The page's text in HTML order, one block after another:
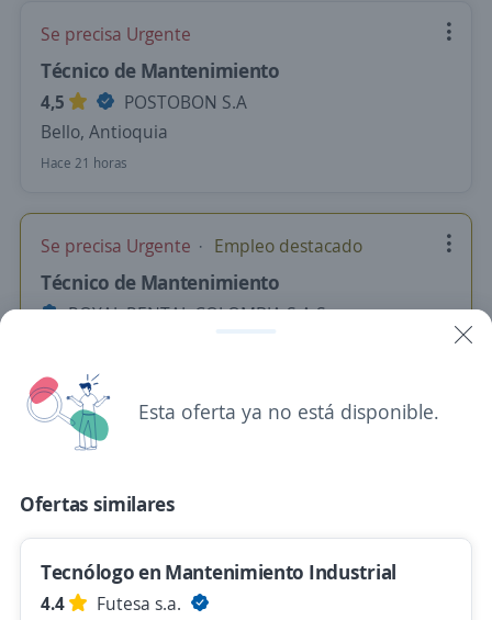
Se precisa Urgente
Técnico de Mantenimiento
4,5
POSTOBON S.A
Bello, Antioquia
Hace 21 horas
Se precisa Urgente Empleo destacado
Técnico de Mantenimiento
ROYAL RENTAL COLOMBIA S.A.S.
$ 1.950.000,00 (Mensual)
Hace 23 horas
Técnico de mantenimiento
Santa Rosa de Osos, Antioquia
Hace 23 horas
Esta oferta ya no está disponible.
Ofertas similares
Tecnólogo en Mantenimiento Industrial
4.4
Futesa s.a.